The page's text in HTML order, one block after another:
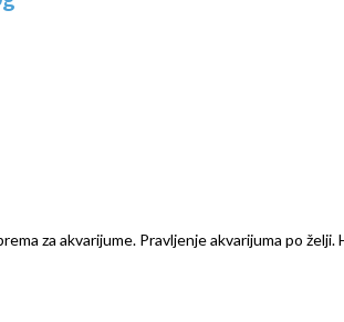
za akvarijume. Pravljenje akvarijuma po želji.